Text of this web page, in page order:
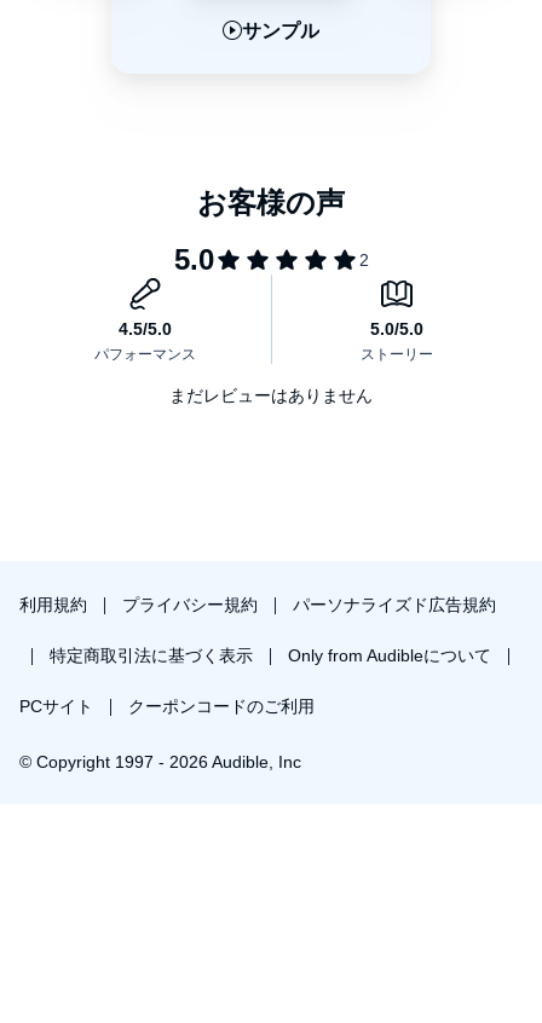
サンプル
まだレビューはありません
利用規約 プライバシー規約 パーソナライズド広告規約
特定商取引法に基づく表示 Only from Audibleについて
PCサイト クーポンコードのご利用
© Copyright 1997 - 2026 Audible, Inc